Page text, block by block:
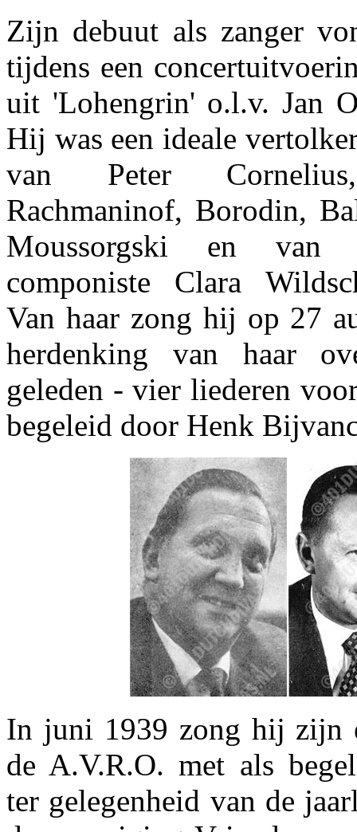
Zijn debuut als zanger
tijdens een
uit 'Lohengrin' o.l.v. Jan
Hij was een ideale
van Peter
Rachmaninof, Borodin,
Moussorgski en van
componiste Clara
Van haar zong hij op 27
herdenking van haar
geleden - vier liederen
begeleid door Henk
In juni 1939 zong hij zijn
de A.V.R.O. met als
ter gelegenheid van de